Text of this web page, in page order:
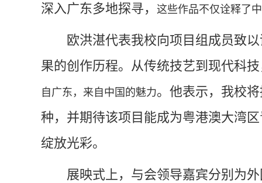
深入广东多地探寻，
这些作品不仅诠释了
欧洪湛代表我校向项目组成员致
果的创作历程。从传统技艺到现代科
自广东，来自中国的魅力。他表示，我校
种，并期待该项目能成为粤港澳大湾
绽放光彩。
展映式上，与会领导嘉宾分别为